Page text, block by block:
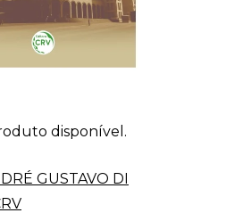
disponível.
GUSTAVO DI